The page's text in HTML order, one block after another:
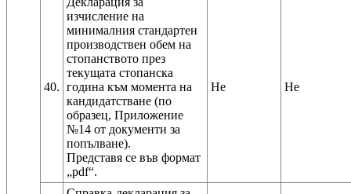
40.
изчисление на
минималния стандартен
производствен обем на
стопанството през
текущата стопанска
година към момента на
кандидатстване (по
образец, Приложение
№14 от документи за
попълване).
Представя се във формат
Не Не